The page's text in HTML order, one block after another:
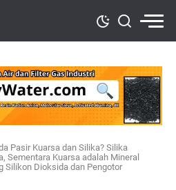
Pasir Kuarsa dan Silika? Silika
Sementara Kuarsa adalah Mineral
Silikon Dioksida dan Pengotor